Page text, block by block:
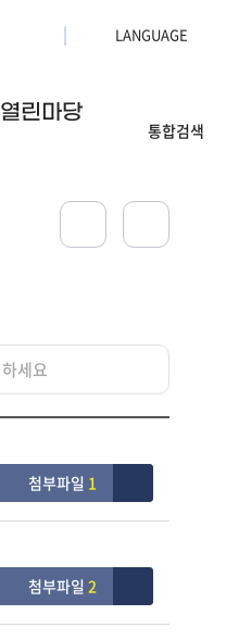
열린마당
통합검색
첨부파일 1
첨부파일2